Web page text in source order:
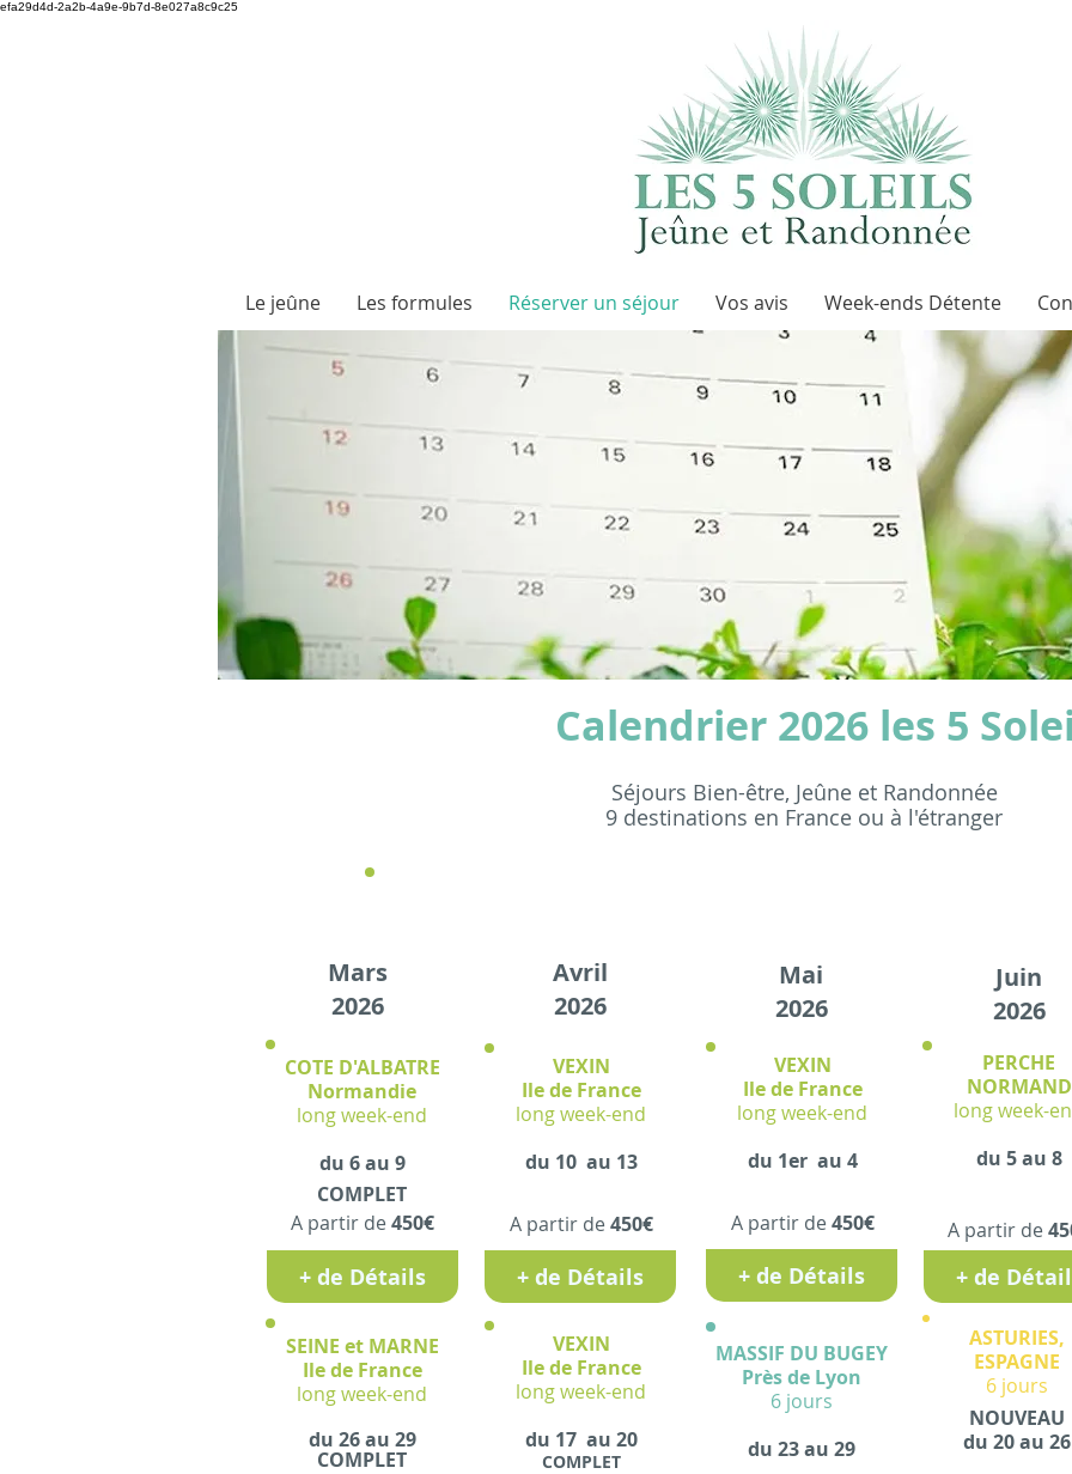
efa29d4d-2a2b-4a9e-9b7d-8e027a8c9c25
Le jeûne Les formules Réserver un séjour Vos avis Week-ends Détente
Calendrier 2026 les 5
Séjours Bien-être, Jeûne et Randonnée
9 destinations en France ou à l'étranger
Mars
2026
COTE D'ALBATRE
Normandie
long week-end
du 6 au 9
COMPLET
A partir de 450€
+ de Détails
SEINE et MARNE
Ile de France
long week-end
du 26 au 29
COMPLET​
Avril
2026
VEXIN
Ile de France
long week-end
du 10 au 13
A partir de 450€
+ de Détails
VEXIN
Ile de France
long week-end
du 17 au 20
COMPLET​
Mai
2026
VEXIN
Ile de France
long week-end
du 1er au 4
A partir de 450€
+ de Détails
MASSIF DU BUGEY
Prèsde Lyon
6 jours
du 23 au 29
Juin
2026
PERCHE
NORMAND
long week-
du 5 au 8
A partir de
+ de
ASTURIES,
ESPAGNE
6 jours
NOUVEAU
du 20 au 26